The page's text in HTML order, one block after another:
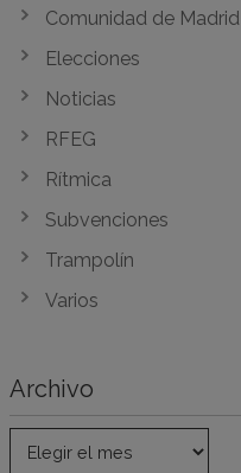
Comunidad de Madrid
Elecciones
Noticias
RFEG
Rítmica
Subvenciones
Trampolín
Varios
Archivo